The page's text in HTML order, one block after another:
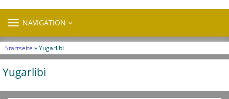
TOGGLE
NAVIGATION
Startseite » Yugarlibi
Yugarlibi